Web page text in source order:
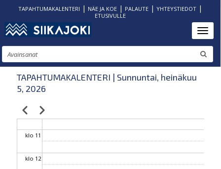
Hyppää
pääsisältöön
TAPAHTUMAKALENTERI | NÄE JA KOE| PALAUTE| YHTEYSTIEDOT|
ETUSIVULLE
Etsi
TAPAHTUMAKALENTERI | Sunnuntai, heinäkuu
5, 2026
Sivutus
EdellinenSeuraava
klo 08
klo 09
klo 10
klo 11
klo 12